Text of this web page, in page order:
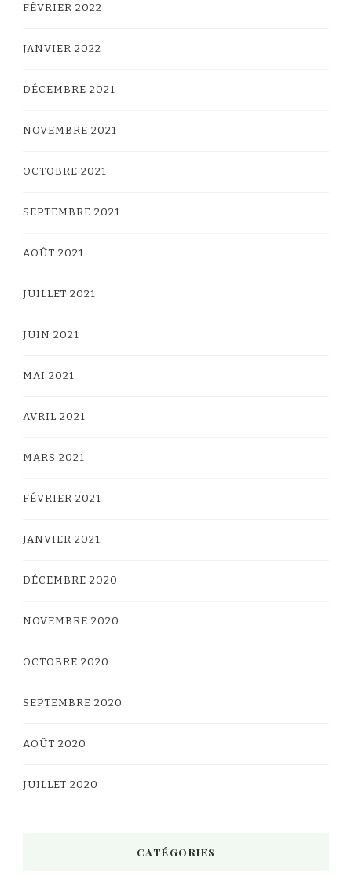
FÉVRIER 2022
JANVIER 2022
DÉCEMBRE 2021
NOVEMBRE 2021
OCTOBRE 2021
SEPTEMBRE 2021
AOÛT 2021
JUILLET 2021
JUIN 2021
MAI 2021
AVRIL 2021
MARS 2021
FÉVRIER 2021
JANVIER 2021
DÉCEMBRE 2020
NOVEMBRE 2020
OCTOBRE 2020
SEPTEMBRE 2020
AOÛT 2020
JUILLET 2020
CATÉGORIES